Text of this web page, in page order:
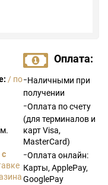
/ по
Оплата:
-Наличными при
получении
-Оплата по счету
(для терминалов и
карт Visa,
MasterCard)
-Оплата онлайн:
Карты, ApplePay,
GooglePay